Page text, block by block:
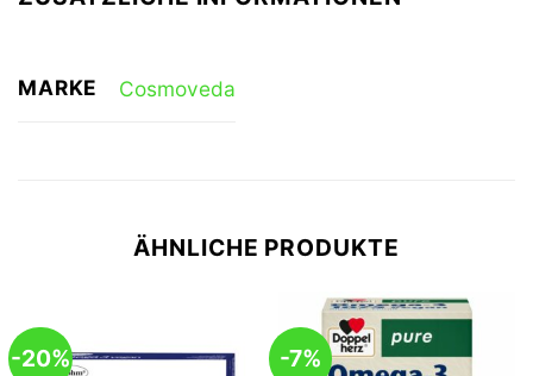
MARKE Cosmoveda
ÄHNLICHE PRODUKTE
-20% -7%